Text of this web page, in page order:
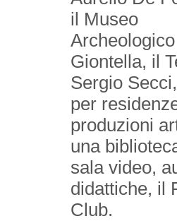
il Museo
Giontella, il
Sergio
per
produzioni
una
sala video,
didattiche, il
Club.